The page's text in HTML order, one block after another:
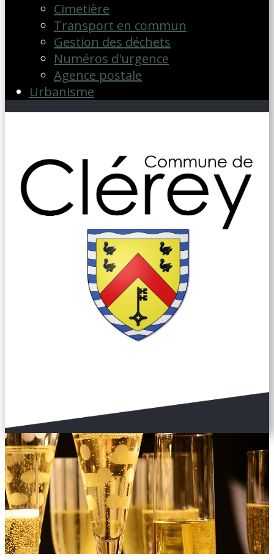
Cimetière
Transport en commun
Gestion des déchets
Numéros d'urgence
Agence postale
Urbanisme